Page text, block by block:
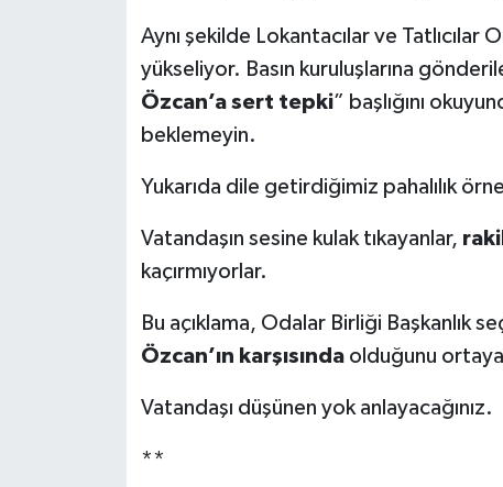
Aynı şekilde Lokantacılar ve Tatlıcılar
yükseliyor. Basın kuruluşlarına
Özcan’a sert tepki” başlığını
beklemeyin.
Yukarıda dile getirdiğimiz pahalılık
Vatandaşın sesine kulak tıkayanlar,
kaçırmıyorlar.
Bu açıklama, Odalar Birliği Başkanlık
Özcan’ın karşısındaolduğunu ortaya
Vatandaşı düşünen yok anlayacağınız.
**